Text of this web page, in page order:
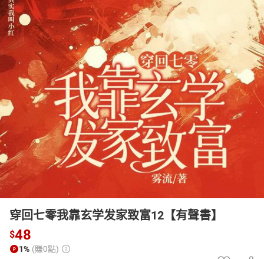
居家生活 3C家電 運動休閒
女裝 男裝 化妝保養 情趣用品
日本購物 電子/紙本書
HOT
穿回七零我靠玄学发家致富12【有聲書】
$48
1% (賺0點)